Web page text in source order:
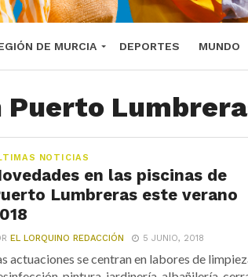
DE MURCIA DEPORTES MUNDO
Puerto
NOTICIAS
en las piscinas de
Lumbreras este verano
EL LORQUINO REDACCIÓN 5 JUNIO, 2018
actuaciones se centran en labores de